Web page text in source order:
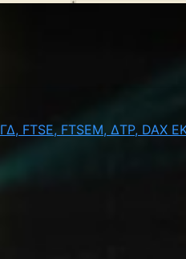
ΓΔ, FTSE, FTSEM, ΔΤΡ, DAX